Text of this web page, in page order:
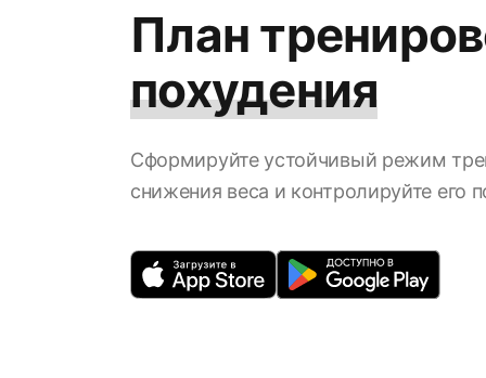
План
похудения
Сформируйте устойчивый режим
снижения веса и контролируйте его